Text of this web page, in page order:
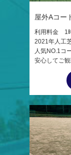
屋外Aコー
利用料金 1
2021年人工
人気NO.1コ
安心してご観